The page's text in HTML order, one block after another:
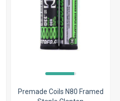
Premade Coils N80 Framed